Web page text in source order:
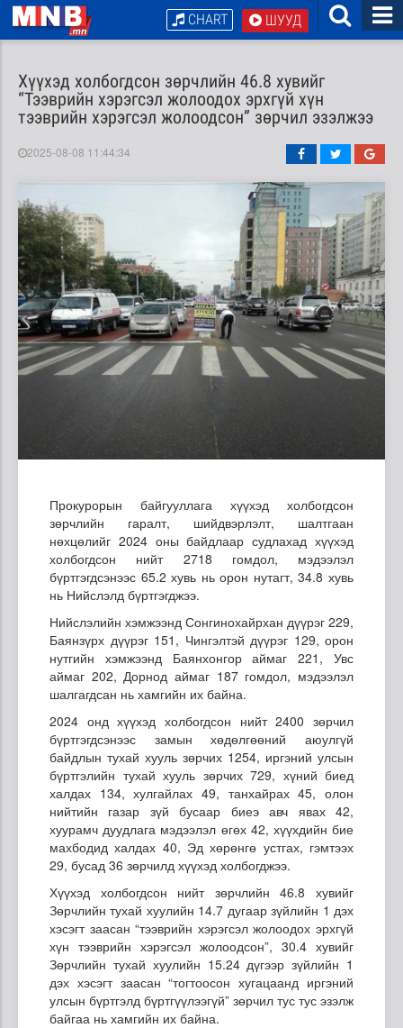
ШУУД
CHART
Хүүхэд холбогдсон зөрчлийн 46.8 хувийг
“Тээврийн хэрэгсэл жолоодох эрхгүй хүн
тээврийн хэрэгсэл жолоодсон” зөрчил эзэлжээ
2025-08-08 11:44:34
Прокурорын байгууллага хүүхэд холбогдсон
зөрчлийн гаралт, шийдвэрлэлт, шалтгаан
нөхцөлийг 2024 оны байдлаар судлахад хүүхэд
холбогдсон нийт 2718 гомдол, мэдээлэл
бүртгэгдсэнээс 65.2 хувь нь орон нутагт, 34.8 хувь
нь Нийслэлд бүртгэгджээ.
Нийслэлийн хэмжээнд Сонгинохайрхан дүүрэг 229,
Баянзүрх дүүрэг 151, Чингэлтэй дүүрэг 129, орон
нутгийн хэмжээнд Баянхонгор аймаг 221, Увс
аймаг 202, Дорнод аймаг 187 гомдол, мэдээлэл
шалгагдсан нь хамгийн их байна.
2024 онд хүүхэд холбогдсон нийт 2400 зөрчил
бүртгэгдсэнээс замын хөдөлгөөний аюулгүй
байдлын тухай хууль зөрчих 1254, иргэний улсын
бүртгэлийн тухай хууль зөрчих 729, хүний биед
халдах 134, хулгайлах 49, танхайрах 45, олон
нийтийн газар зүй бусаар биеэ авч явах 42,
хуурамч дуудлага мэдээлэл өгөх 42, хүүхдийн бие
махбодид халдах 40, Эд хөрөнгө устгах, гэмтээх
29, бусад 36 зөрчилд хүүхэд холбогджээ.
Хүүхэд холбогдсон нийт зөрчлийн 46.8 хувийг
Зөрчлийн тухай хуулийн 14.7 дугаар зүйлийн 1 дэх
хэсэгт заасан “тээврийн хэрэгсэл жолоодох эрхгүй
хүн тээврийн хэрэгсэл жолоодсон”, 30.4 хувийг
Зөрчлийн тухай хуулийн 15.24 дүгээр зүйлийн 1
дэх хэсэгт заасан “тогтоосон хугацаанд иргэний
улсын бүртгэлд бүртгүүлээгүй” зөрчил тус тус эзэлж
байгаа нь хамгийн их байна.